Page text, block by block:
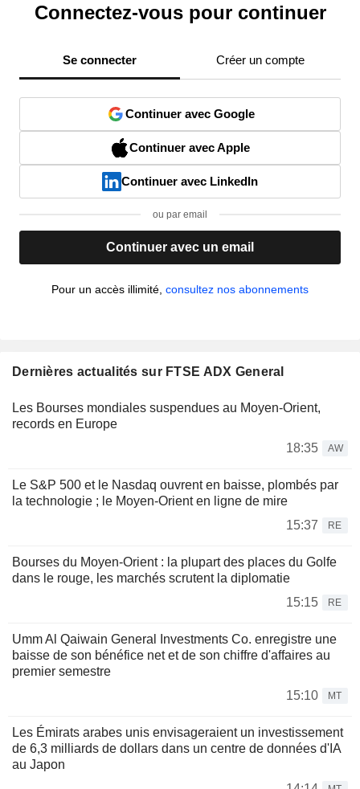
Connectez-vous pour continuer
Se connecter Créer un compte
Continuer avec Google
Continuer avec Apple
Continuer avec LinkedIn
ou par email
Continuer avec un email
Pour un accès illimité, consultez nos abonnements
Dernières actualités sur FTSE ADX General
Les Bourses mondiales suspendues au Moyen-Orient,
records en Europe
18:35
AW
Le S&P 500 et le Nasdaq ouvrent en baisse, plombés par
la technologie ; le Moyen-Orient en ligne de mire
15:37
RE
Bourses du Moyen-Orient : la plupart des places du Golfe
dans le rouge, les marchés scrutent la diplomatie
15:15
RE
Umm Al Qaiwain General Investments Co. enregistre une
baisse de son bénéfice net et de son chiffre d'affaires au
premier semestre
15:10
MT
Les Émirats arabes unis envisageraient un investissement
de 6,3 milliards de dollars dans un centre de données d'IA
au Japon